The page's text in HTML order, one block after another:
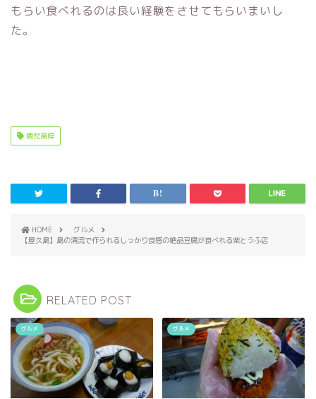
もらい食べれるのは良い経験をさせてもらいまいし
た。
鹿児島県
HOME
グルメ
【屋久島】島の清流で作られるしっかり食感の絶品豆腐が食べれる柴とうふ店
RELATED POST
グルメ グルメ